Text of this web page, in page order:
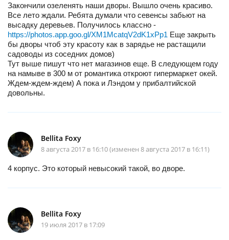
Закончили озеленять наши дворы. Вышло очень красиво.
Все лето ждали. Ребята думали что севенсы забьют на
высадку деревьев. Получилось классно -
https://photos.app.goo.gl/XM1McatqV2dK1xPp1 Еще закрыть
бы дворы чтоб эту красоту как в зарядье не растащили
садоводы из соседних домов)
Тут выше пишут что нет магазинов еще. В следующем году
на намыве в 300 м от романтика откроют гипермаркет окей.
Ждем-ждем-ждем) А пока и Лэндом у прибалтийской
довольны.
Bellita Foxy
8 августа 2017 в 16:10 (изменен 8 августа 2017 в 16:11)
4 корпус. Это который невысокий такой, во дворе.
Bellita Foxy
19 июля 2017 в 17:09